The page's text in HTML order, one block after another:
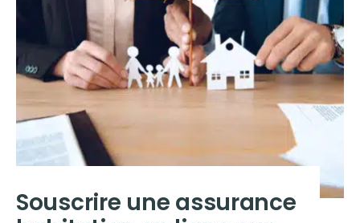
Souscrire une assurance